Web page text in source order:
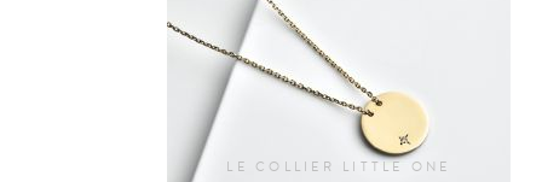
LE COLLIER LITTLE ONE